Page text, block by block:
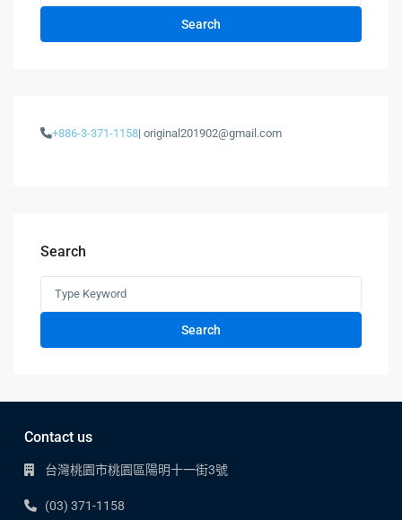
Search
+886-3-371-1158| original201902@gmail.com
Search
Search
Contact us
台灣桃園市桃園區陽明十一街3號
(03) 371-1158